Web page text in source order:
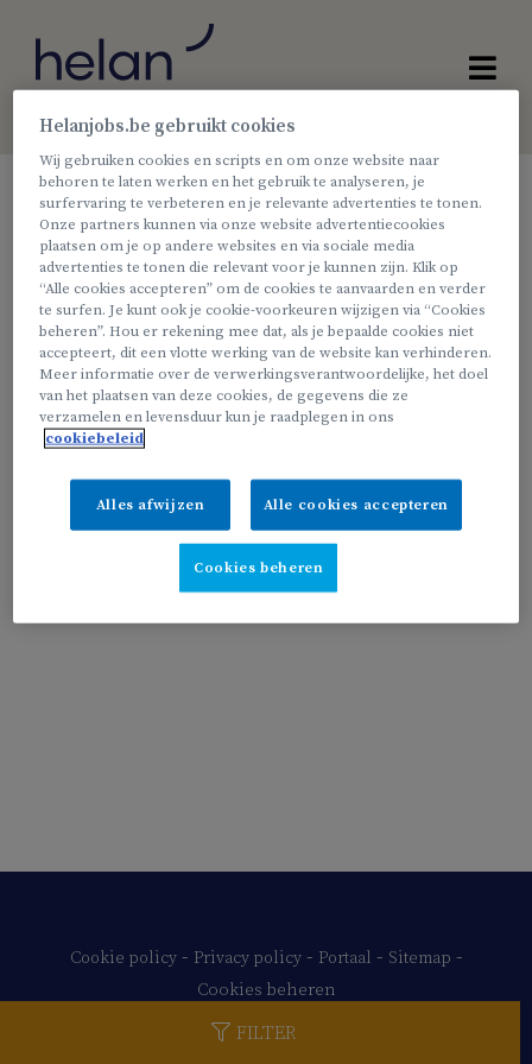
Onze vacatures
Helan Ziekenfonds Deeltijds
FILTER
Geen vacatures gevonden
Er zijn geen vacatures gevonden. Verwijder
zoekcriteria om de zoekopdracht breder te
maken.
Cookie policy- Privacy policy- Portaal - Sitemap -
Cookies beheren
Helanjobs.be gebruikt cookies
Wij gebruiken cookies en scripts en om onze website naar
behoren te laten werken en het gebruik te analyseren, je
surfervaring te verbeteren en je relevante advertenties te tonen.
Onze partners kunnen via onze website advertentiecookies
plaatsen om je op andere websites en via sociale media
advertenties te tonen die relevant voor je kunnen zijn. Klik op
“Alle cookies accepteren” om de cookies te aanvaarden en verder
te surfen. Je kunt ook je cookie-voorkeuren wijzigen via “Cookies
beheren”. Hou er rekening mee dat, als je bepaalde cookies niet
accepteert, dit een vlotte werking van de website kan verhinderen.
Meer informatie over de verwerkingsverantwoordelijke, het doel
van het plaatsen van deze cookies, de gegevens die ze
verzamelen en levensduur kun je raadplegen in ons
cookiebeleid
Alles afwijzen Alle cookies accepteren
Cookies beheren